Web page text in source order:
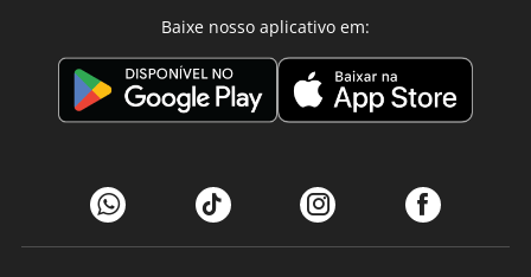
Baixe nosso aplicativo em: